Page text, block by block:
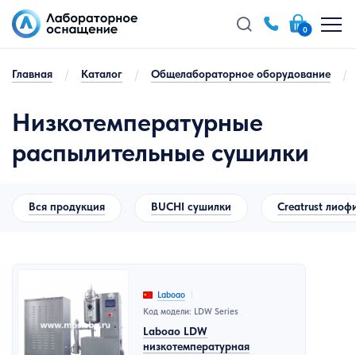
0
Главная / Каталог / Общелабораторное оборудование /
Низкотемпературные
распылительные сушилки
Вся продукция BUCHI сушилки Creatrust
Laboao
Код модели: LDW Series
Laboao LDW
низкотемпературная